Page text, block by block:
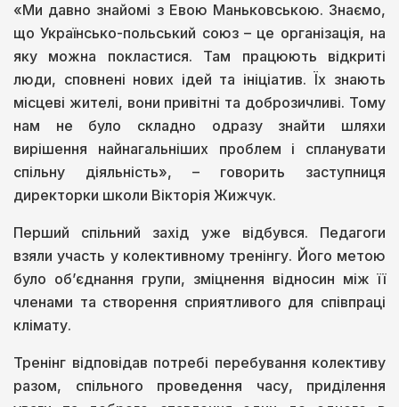
«Ми давно знайомі з Евою Маньковською. Знаємо,
що Українсько-польський союз – це організація, на
яку можна покластися. Там працюють відкриті
люди, сповнені нових ідей та ініціатив. Їх знають
місцеві жителі, вони привітні та доброзичливі. Тому
нам не було складно одразу знайти шляхи
вирішення найнагальніших проблем і спланувати
спільну діяльність», – говорить заступниця
директорки школи Вікторія Жижчук.
Перший спільний захід уже відбувся. Педагоги
взяли участь у колективному тренінгу. Його метою
було об’єднання групи, зміцнення відносин між її
членами та створення сприятливого для співпраці
клімату.
Тренінг відповідав потребі перебування колективу
разом, спільного проведення часу, приділення